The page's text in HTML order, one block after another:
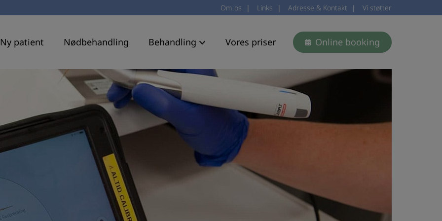
Om os | Links | Adresse & Kontakt | Vi støtter
Ny patient Nødbehandling Behandling Vores priser Online booking